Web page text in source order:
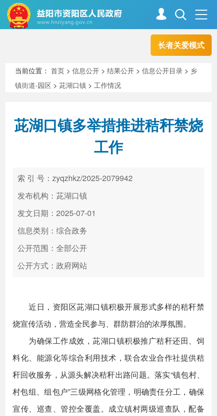
长者关爱模式
走进资阳
新闻中心 解读回应
政务服务
高效办成一件事
当前位置：首页 >信息公开 >结果公开 >信息公开目录 > 乡
镇街道-园区 >茈湖口镇 >工作情况
茈湖口镇多举措推进秸秆禁烧
工作
索 引 号：zyqzhkz/2025-2079942
发布机构：茈湖口镇
发文日期：2025-07-01
信息类别：综合政务
公开范围：全部公开
公开方式：政府网站
近日，资阳区茈湖口镇积极开展形式多样的秸秆禁
烧宣传活动，营造全民参与、群防群治的浓厚氛围。
为确保工作成效，茈湖口镇积极推广秸秆还田、饲
料化、能源化等综合利用技术，联合农业合作社提供秸
秆回收服务，从源头解决秸秆出路问题。落实“镇包村、
村包组、组包户”三级网格化管理，明确责任分工，确保
宣传、巡查、管控全覆盖。成立镇村两级巡查队，配备